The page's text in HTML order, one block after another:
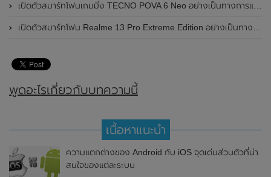
เปิดตัวสมาร์ทโฟนเกมมิ่ง TECNO POVA 6 Neo อย่างเป็นทางการแล้วในประเทศไทย ในราคา 8,499 บาท
เปิดตัวสมาร์ทโฟน Realme 13 Pro Extreme Edition อย่างเป็นทางการแล้วในประเทศจีน
พูดอะไรเกี่ยวกับบทความนี้
เนื้อหาแนะนำ
ความแตกต่างของ Android กับ iOS จุดเด่นส่วนตัวที่น่า
สนใจของแต่ละระบบ